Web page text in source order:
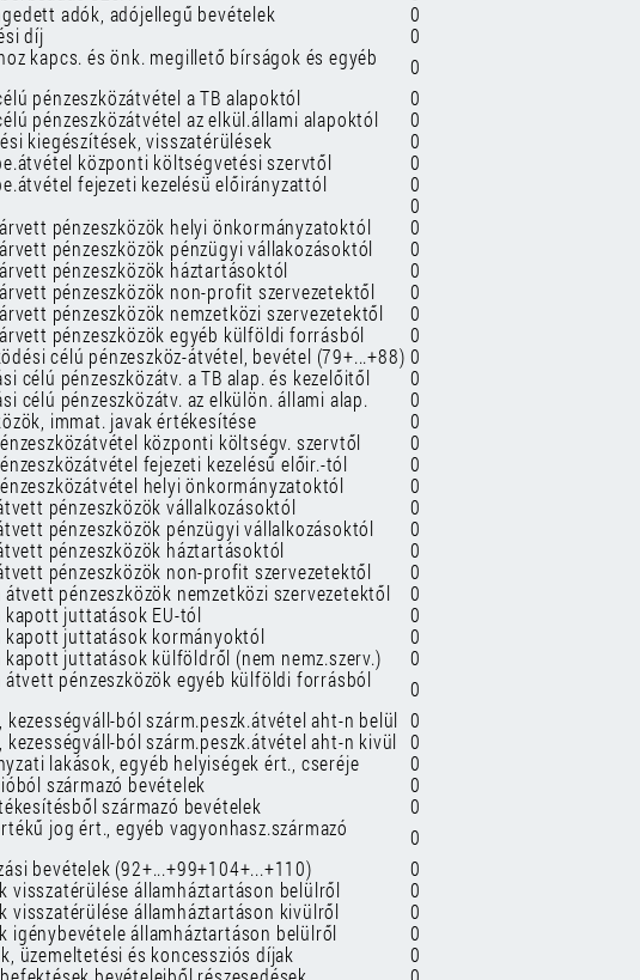
adók, adójellegű bevételek
0
díj
0
kapcs. és önk. megillető bírságok és egyéb
0
pénzeszközátvétel a TB alapoktól
0
pénzeszközátvétel az elkül.állami alapoktól
0
kiegészítések, visszatérülések
0
központi költségvetési szervtől
0
fejezeti kezelésü előirányzattól
0
0
pénzeszközök helyi önkormányzatoktól
0
pénzeszközök pénzügyi vállakozásoktól
0
pénzeszközök háztartásoktól
0
pénzeszközök non-profit szervezetektől
0
pénzeszközök nemzetközi szervezetektől
0
pénzeszközök egyéb külföldi forrásból
0
célú pénzeszköz-átvétel, bevétel (79+...+88) 0
célú pénzeszközátv. a TB alap. és kezelőitől
0
célú pénzeszközátv. az elkülön. állami alap.
0
immat. javak értékesítése
0
központi költségv. szervtől
0
fejezeti kezelésű előir.-tól
0
helyi önkormányzatoktól
0
pénzeszközök vállalkozásoktól
0
pénzeszközök pénzügyi vállalkozásoktól
0
pénzeszközök háztartásoktól
0
pénzeszközök non-profit szervezetektől
0
átvett pénzeszközök nemzetközi szervezetektől
0
kapott juttatások EU-tól
0
kapott juttatások kormányoktól
0
kapott juttatások külföldről (nem nemz.szerv.)
0
átvett pénzeszközök egyéb külföldi forrásból
0
kezességváll-ból szárm.peszk.átvétel aht-n belül 0
kezességváll-ból szárm.peszk.átvétel aht-n kivül 0
lakások, egyéb helyiségek ért., cseréje
0
származó bevételek
0
származó bevételek
0
jog ért., egyéb vagyonhasz.származó
0
bevételek (92+...+99+104+...+110)
0
visszatérülése államháztartáson belülről
0
visszatérülése államháztartáson kivülről
0
igénybevétele államháztartáson belülről
0
üzemeltetési és koncessziós díjak
0